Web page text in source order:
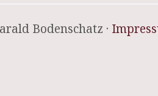
Bodenschatz ·